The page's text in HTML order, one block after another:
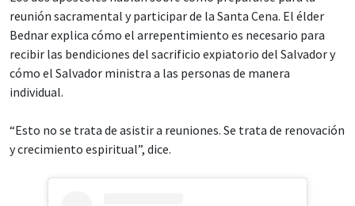
reunión sacramental y participar de la Santa Cena. El élder
Bednar explica cómo el arrepentimiento es necesario para
recibir las bendiciones del sacrificio expiatorio del Salvador y
cómo el Salvador ministra a las personas de manera
individual.
“Esto no se trata de asistir a reuniones. Se trata de renovación
y crecimiento espiritual”, dice.